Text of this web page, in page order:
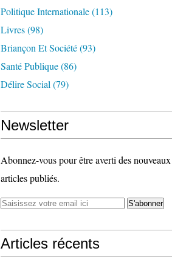
Politique Internationale(113)
Livres(98)
Briançon Et Société(93)
Santé Publique(86)
Délire Social (79)
Newsletter
Abonnez-vous pour être averti des nouveaux
articles publiés.
Articles récents